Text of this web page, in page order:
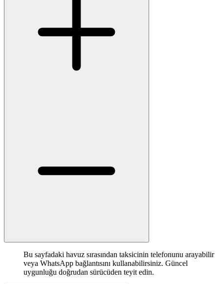
Bu sayfadaki havuz sırasından taksicinin telefonunu arayabilir
veya WhatsApp bağlantısını kullanabilirsiniz. Güncel
uygunluğu doğrudan sürücüden teyit edin.